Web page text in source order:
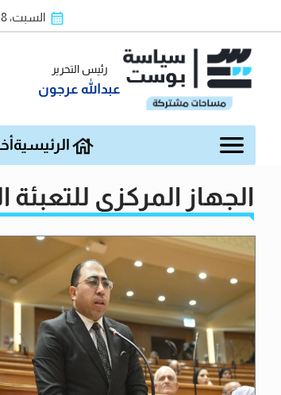
السبت، 8 أغسطس 2026
رئيس التحرير
عبدالله عرجون
الرئيسية
الجهاز المركزي للتعبئة